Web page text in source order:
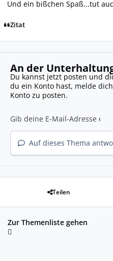
Und ein bißchen Spaß...tut
Zitat
An der
Du kannst jetzt posten und
du ein Konto hast, melde
Konto zu posten.
Auf dieses Thema
Teilen
Zur Themenliste gehen